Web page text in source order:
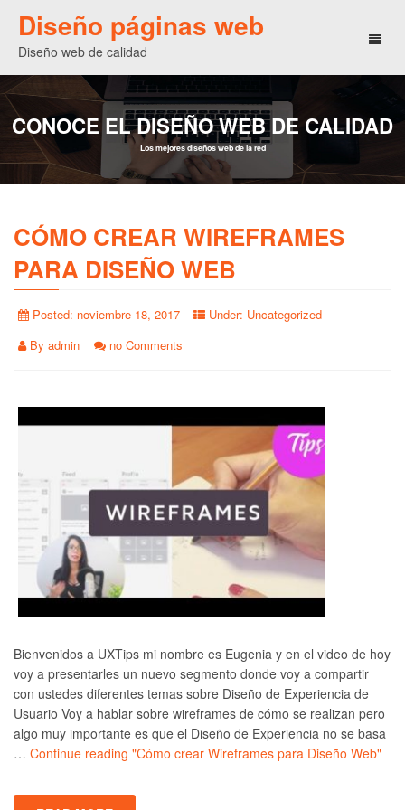
Diseño páginas web
Diseño web de calidad
CONOCE EL DISEÑO WEB DE CALIDAD
Los mejores diseños web de la red
CÓMO CREAR WIREFRAMES
PARA DISEÑO WEB
Posted: noviembre 18, 2017 Under: Uncategorized
By admin no Comments
Bienvenidos a UXTips mi nombre es Eugenia y en el video de hoy
voy a presentarles un nuevo segmento donde voy a compartir
con ustedes diferentes temas sobre Diseño de Experiencia de
Usuario Voy a hablar sobre wireframes de cómo se realizan pero
algo muy importante es que el Diseño de Experiencia no se basa
… Continue reading "Cómo crear Wireframes para Diseño Web"